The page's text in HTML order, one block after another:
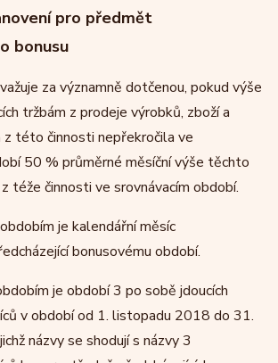
pro předmět
bonusu
za významně dotčenou, pokud výše
tržbám z prodeje výrobků, zboží a
z této činnosti nepřekročila ve
50 % průměrné měsíční výše těchto
téže činnosti ve srovnávacím období.
je kalendářní měsíc
bonusovému období.
je období 3 po sobě jdoucích
v období od 1. listopadu 2018 do 31.
názvy se shodují s názvy 3